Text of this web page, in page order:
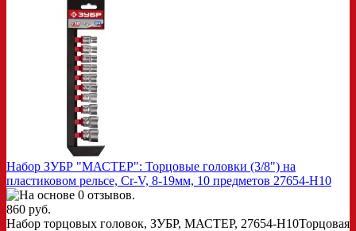
Набор ЗУБР "МАСТЕР": Торцовые головки (3/8") на
пластиковом рельсе, Cr-V, 8-19мм, 10 предметов 27654-H10
860 руб.
Набор торцовых головок, ЗУБР, МАСТЕР, 27654-H10Торцовая